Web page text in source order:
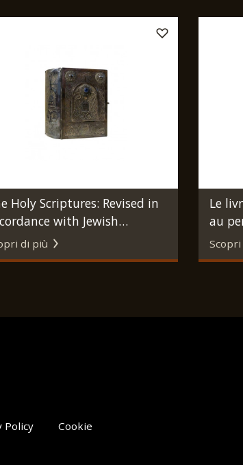
Holy Scriptures: Revised in
with Jewish
and Modern Biblical
New York, Hebrew
di più
Le
au
Policy Cookie